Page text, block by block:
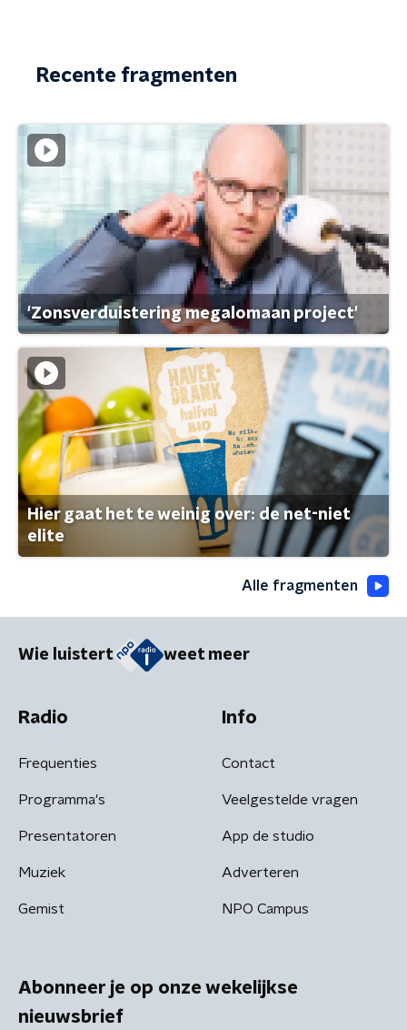
Recente fragmenten
'Zonsverduistering megalomaan project'
Hier gaat het te weinig over: de net-niet
elite
Alle fragmenten
Wie luistert weet meer
Radio
Frequenties
Programma's
Presentatoren
Muziek
Gemist
Info
Contact
Veelgestelde vragen
App de studio
Adverteren
NPO Campus
Abonneer je op onze wekelijkse
nieuwsbrief